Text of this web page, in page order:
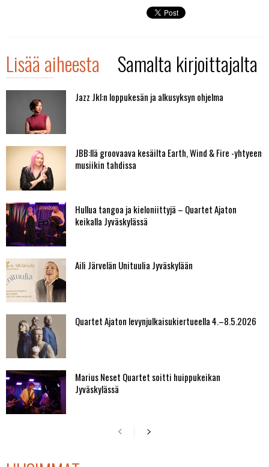
Lisää aiheesta Samalta kirjoittajalta
Jazz Jkl:n loppukesän ja alkusyksyn ohjelma
JBB:llä groovaava kesäilta Earth, Wind & Fire -yhtyeen
musiikin tahdissa
Hullua tangoa ja kieloniittyjä – Quartet Ajaton
keikalla Jyväskylässä
Aili Järvelän Unituulia Jyväskylään
Quartet Ajaton levynjulkaisukiertueella 4.–8.5.2026
Marius Neset Quartet soitti huippukeikan
Jyväskylässä